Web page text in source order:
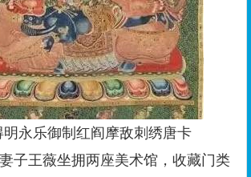
永乐御制红阎摩敌刺绣唐卡
子王薇坐拥两座美术馆，收藏门类